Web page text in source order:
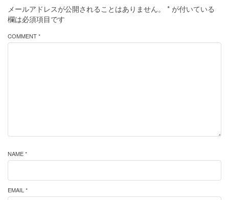
メールアドレスが公開されることはありません。 * が付いている
欄は必須項目です
COMMENT *
NAME *
EMAIL *